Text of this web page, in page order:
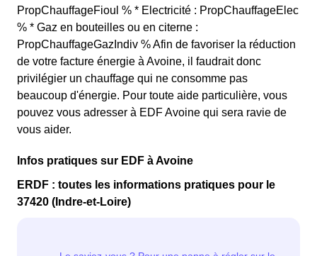
PropChauffageFioul % * Electricité : PropChauffageElec
% * Gaz en bouteilles ou en citerne :
PropChauffageGazIndiv % Afin de favoriser la réduction
de votre facture énergie à Avoine, il faudrait donc
privilégier un chauffage qui ne consomme pas
beaucoup d'énergie. Pour toute aide particulière, vous
pouvez vous adresser à EDF Avoine qui sera ravie de
vous aider.
Infos pratiques sur EDF à Avoine
ERDF : toutes les informations pratiques pour le
37420 (Indre-et-Loire)